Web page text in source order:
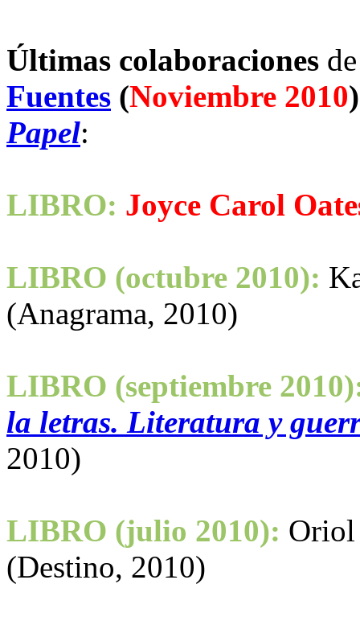
Últimas colaboraciones
Fuentes (Noviembre 2010)
Papel:
LIBRO: Joyce Carol
LIBRO (octubre 2010):
(Anagrama, 2010)
LIBRO (septiembre
la letras. Literatura y
2010)
LIBRO (julio 2010):
(Destino, 2010)